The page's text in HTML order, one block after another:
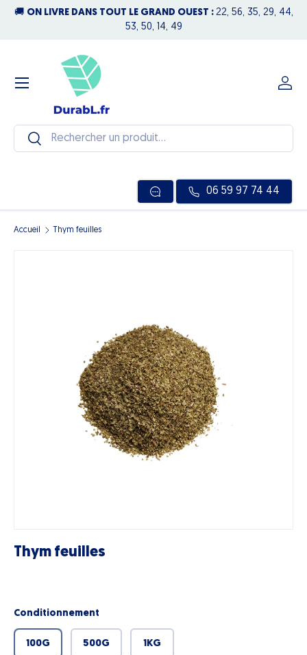
🚚 ON LIVRE DANS TOUT LE GRAND OUEST : 22, 56, 35, 29, 44,
53, 50, 14, 49
Recherche
Rechercher
06 59 97 74 44
Se
Menu
Accueil Thym feuilles
Thym feuilles
Conditionnement
100G 500G 1KG